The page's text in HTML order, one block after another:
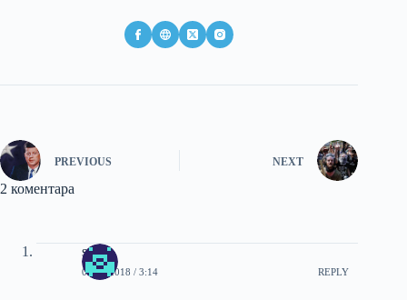
PREVIOUS NEXT
2 коментара
sv.
04/02/2018 / 3:14 REPLY